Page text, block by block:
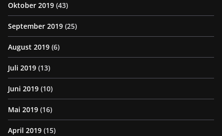
Oktober 2019 (43)
September 2019 (25)
August 2019 (6)
Juli 2019 (13)
Juni 2019 (10)
Mai 2019 (16)
April 2019 (15)